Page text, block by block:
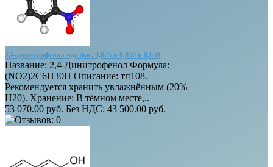
2,4-динитрофенол чда фас. 0,025 и 0,050 и 0,650
Название: 2,4-Динитрофенол Формула:
(NO2)2C6H30H Описание: тп108.
Рекомендуется хранить увлажнённым (20%
H20). Хранение: В тёмном месте,..
53 070.00 руб. Без НДС: 43 500.00 руб.